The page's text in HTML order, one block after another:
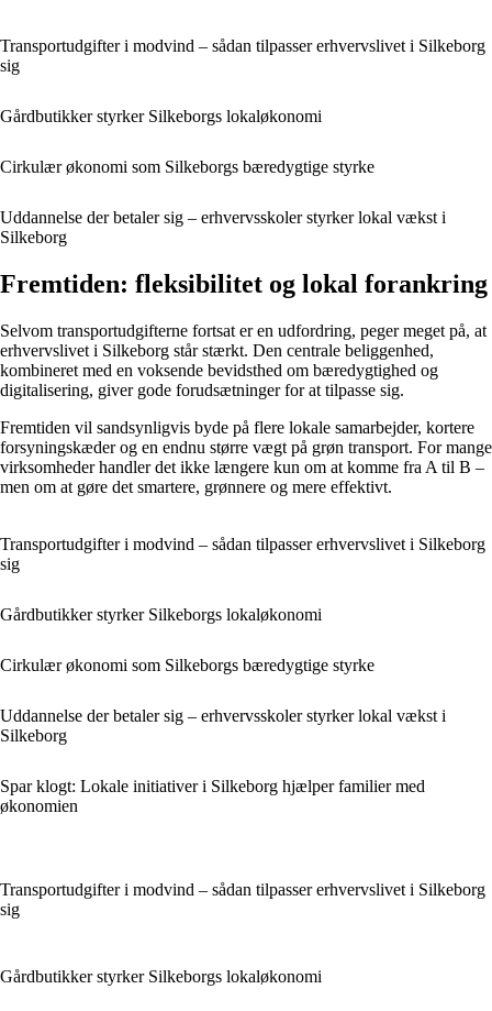
Transportudgifter i modvind – sådan tilpasser erhvervslivet i Silkeborg
sig
Gårdbutikker styrker Silkeborgs lokaløkonomi
Cirkulær økonomi som Silkeborgs bæredygtige styrke
Uddannelse der betaler sig – erhvervsskoler styrker lokal vækst i
Silkeborg
Fremtiden: fleksibilitet og lokal forankring
Selvom transportudgifterne fortsat er en udfordring, peger meget på, at
erhvervslivet i Silkeborg står stærkt. Den centrale beliggenhed,
kombineret med en voksende bevidsthed om bæredygtighed og
digitalisering, giver gode forudsætninger for at tilpasse sig.
Fremtiden vil sandsynligvis byde på flere lokale samarbejder, kortere
forsyningskæder og en endnu større vægt på grøn transport. For mange
virksomheder handler det ikke længere kun om at komme fra A til B –
men om at gøre det smartere, grønnere og mere effektivt.
Transportudgifter i modvind – sådan tilpasser erhvervslivet i Silkeborg
sig
Gårdbutikker styrker Silkeborgs lokaløkonomi
Cirkulær økonomi som Silkeborgs bæredygtige styrke
Uddannelse der betaler sig – erhvervsskoler styrker lokal vækst i
Silkeborg
Spar klogt: Lokale initiativer i Silkeborg hjælper familier med
økonomien
Transportudgifter i modvind – sådan tilpasser erhvervslivet i Silkeborg
sig
Gårdbutikker styrker Silkeborgs lokaløkonomi